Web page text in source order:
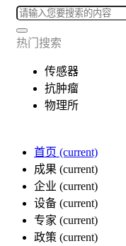
热门搜索
传感器
抗肿瘤
物理所
首页 (current)
成果 (current)
企业 (current)
设备 (current)
专家 (current)
政策 (current)